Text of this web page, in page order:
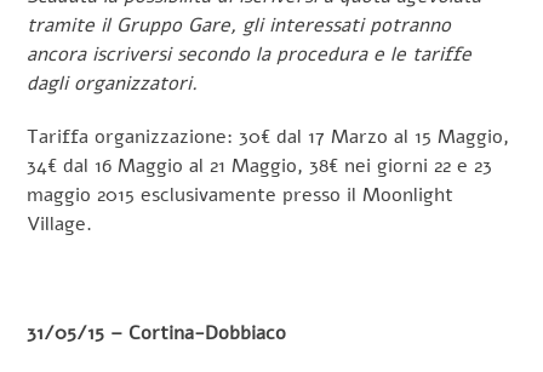
tramite il Gruppo Gare, gli interessati potranno
ancora iscriversi secondo la procedura e le tariffe
dagli organizzatori.
Tariffa organizzazione: 30€ dal 17 Marzo al 15 Maggio,
34€ dal 16 Maggio al 21 Maggio, 38€ nei giorni 22 e 23
maggio 2015 esclusivamente presso il Moonlight
Village.
31/05/15 – Cortina-Dobbiaco